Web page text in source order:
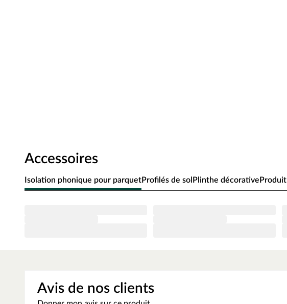
fortement le caractère de lame.
Grâce au format exceptionnellement large de 22,8 cm, les lames vinyles
clin d’œil, mais offrent aussi un rendu particulièrement haut de gamme
généreux.
Le système de clipsage garantit une pose flottante rapide et simple à
d’usage 23, ce revêtement convient aux zones privées très sollicitées
Accessoires
Isolation phonique pour parquetProfilés de sol Plinthe décorative
Avis de nos clients